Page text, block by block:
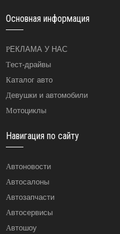
Основная информация
РЕКЛАМА У НАС
Тест-драйвы
Каталог авто
Девушки и автомобили
Мотоциклы
Навигация по сайту
Автоновости
Автосалоны
Автозапчасти
Автосервисы
Автошоу